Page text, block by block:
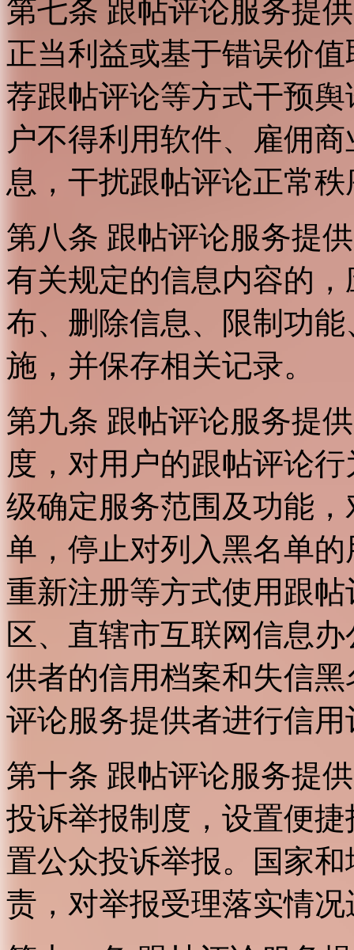
第七条 跟帖评论服务提
正当利益或基于错误价
荐跟帖评论等方式干预
户不得利用软件、雇佣
息，干扰跟帖评论正常
第八条 跟帖评论服务提
有关规定的信息内容的
布、删除信息、限制功
施，并保存相关记录。
第九条 跟帖评论服务提
度，对用户的跟帖评论
级确定服务范围及功能
单，停止对列入黑名单
重新注册等方式使用跟
区、直辖市互联网信息
供者的信用档案和失信
评论服务提供者进行信用
第十条 跟帖评论服务提
投诉举报制度，设置便
置公众投诉举报。国家
责，对举报受理落实情